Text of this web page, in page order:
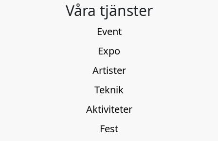
Våra tjänster
Event
Expo
Artister
Teknik
Aktiviteter
Fest